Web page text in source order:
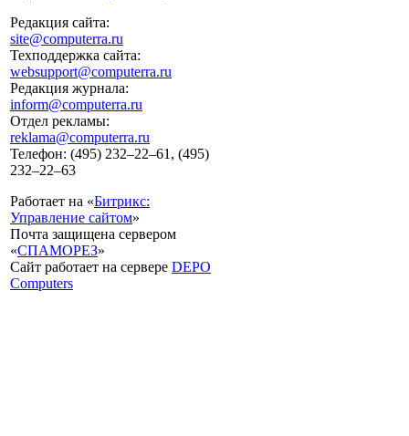
Редакция сайта:
site@computerra.ru
Техподдержка сайта:
websupport@computerra.ru
Редакция журнала:
inform@computerra.ru
Отдел рекламы:
reklama@computerra.ru
Телефон: (495) 232–22–61, (495)
232–22–63
Работает на «Битрикс:
Управление сайтом»
Почта защищена сервером
«СПАМОРЕЗ»
Сайт работает на сервере DEPO
Computers